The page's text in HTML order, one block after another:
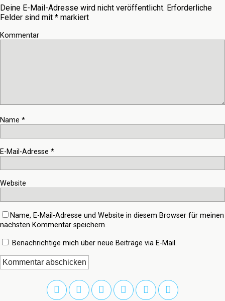
Deine E-Mail-Adresse wird nicht veröffentlicht. Erforderliche
Felder sind mit * markiert
Kommentar
Name *
E-Mail-Adresse *
Website
Name, E-Mail-Adresse und Website in diesem Browser für meinen
nächsten Kommentar speichern.
Benachrichtige mich über neue Beiträge via E-Mail.